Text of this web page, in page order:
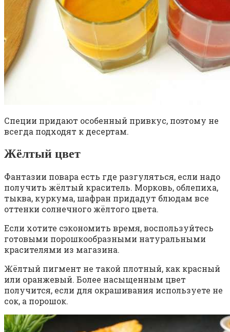
Специи придают особенный привкус, поэтому не
всегда подходят к десертам.
Жёлтый цвет
Фантазии повара есть где разгуляться, если надо
получить жёлтый краситель. Морковь, облепиха,
тыква, куркума, шафран придадут блюдам все
оттенки солнечного жёлтого цвета.
Если хотите сэкономить время, воспользуйтесь
готовыми порошкообразными натуральными
красителями из магазина.
Жёлтый пигмент не такой плотный, как красный
или оранжевый. Более насыщенным цвет
получится, если для окрашивания используете не
сок, а порошок.